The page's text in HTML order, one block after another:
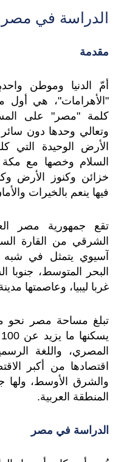
الدراسة في مصر
مقدمة
أمّ الدنيا وموطن
"الأهرامات"، هي أول
كلمة "مصر" على
وتعالي وحدها دون سائر
الأرض الوحيدة التي
السلام وخصها مع مكة
خزائن وكنوز الأرض
فيها ينعم بالخيرات
تقع جمهورية مصر
الشرقي من القارة
آسيوي يتمثل في شبه
البحر المتوسط، جنوبا
غربا ليبيا، وعاصمتها
تبلغ مساحة مصر نحو
المصري، واللغة
اقتصادها من أكبر
والشرق الأوسط،
المنطقة العربية.
الدراسة في مصر